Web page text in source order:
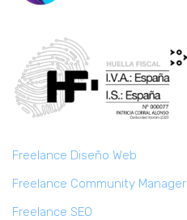
Freelance Diseño Web
Freelance Community Manager
Freelance SEO